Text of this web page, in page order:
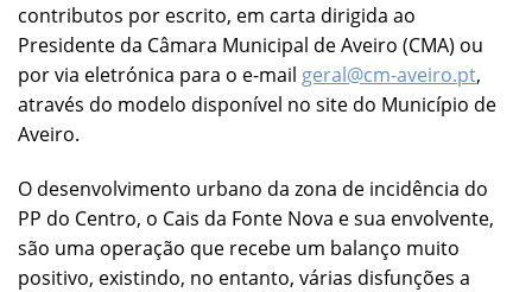
contributos por escrito, em carta dirigida ao
Presidente da Câmara Municipal de Aveiro (CMA) ou
por via eletrónica para o e-mail geral@cm-aveiro.pt,
através do modelo disponível no site do Município de
Aveiro.
O desenvolvimento urbano da zona de incidência do
PP do Centro, o Cais da Fonte Nova e sua envolvente,
são uma operação que recebe um balanço muito
positivo, existindo, no entanto, várias disfunções a